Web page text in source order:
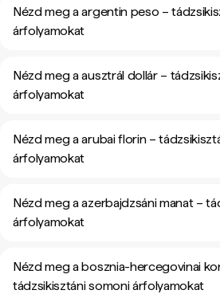
Nézd meg a argentin peso –
árfolyamokat
Nézd meg a ausztrál dollár –
árfolyamokat
Nézd meg a arubai florin –
árfolyamokat
Nézd meg a azerbajdzsáni manat –
árfolyamokat
Nézd meg a bosznia-hercegovinai
tádzsikisztáni somoni árfolyamokat